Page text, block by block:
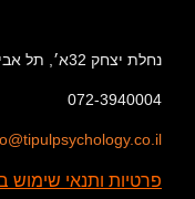
נחלת יצחק 32א׳, תל אביב יפו, 6744824
072-3940004
פרטיות ותנאי שימוש